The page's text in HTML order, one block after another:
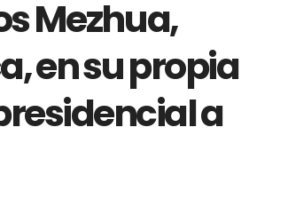
Mezhua,
en su propia
a